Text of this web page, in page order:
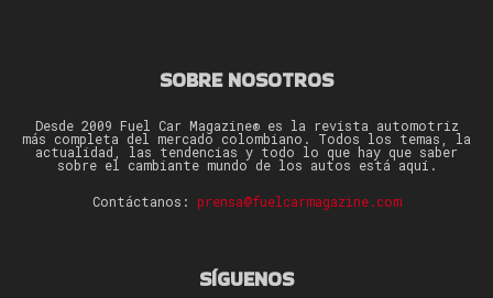
SOBRE NOSOTROS
Desde 2009 Fuel Car Magazine® es la revista automotriz
más completa del mercado colombiano. Todos los temas, la
actualidad, las tendencias y todo lo que hay que saber
sobre el cambiante mundo de los autos está aquí.
Contáctanos: prensa@fuelcarmagazine.com
SÍGUENOS